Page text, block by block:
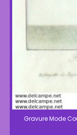
Gravure Mode